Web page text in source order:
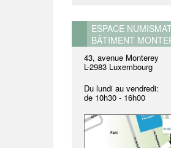
ESPACE
BÂTIMENT
43, avenue Monterey
L-2983 Luxembourg
Du lundi au vendredi:
de 10h30 - 16h00